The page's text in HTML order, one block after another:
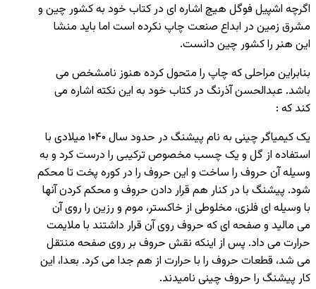
اگرچه اشپیل فوگل هیچ اشاره ای در کتاب خود به کشور چین و
مشرق زمین در ابداع صنعت چاپ نکرده است اما باید منشا
این هنر را کشور چین دانست.
بنابراین مراحلی که چاپ را متحول کرده هنوز نامشخص می
باشد. عبدالحسن آذرنگ در کتاب خود به این نکته اشاره می
کند که :
یک کیمیاگر چینی به نام پیشنگ در حدود سال ۱۰۴۰ میلادی با
استفاده از گل و یک چسب مخصوص ترکیبی را درست کرد و به
وسیله آن حروف را ساخت و این حروف را در کوره پخت تا محکم
شود. پیشنگ با در کنار هم قرار دادن حروف و محکم کردن آنها
با وسیله ای فلزی، مخلوطی از خاکستر، موم و رزین را روی آن
می مالید و صفحه ای که حروف روی آن قرار داشتند با ملایمت
حرارت می داد. پس از اینکه نقش حروف بر روی صفحه منتقل
می شد، قطعات حروف را با حرارت از هم جدا می کرد. بعدا، این
کار پیشنگ را حروف چینی نامیدند.